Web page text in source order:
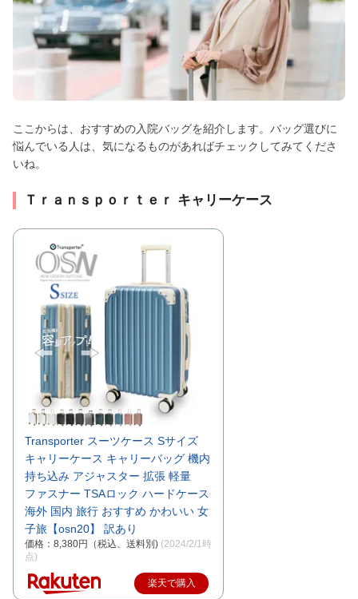
ここからは、おすすめの入院バッグを紹介します。バッグ選びに
悩んでいる人は、気になるものがあればチェックしてみてくださ
いね。
Ｔｒａｎｓｐｏｒｔｅｒ キャリーケース
Transporter スーツケース Sサイズ
キャリーケース キャリーバッグ 機内
持ち込み アジャスター 拡張 軽量
ファスナー TSAロック ハードケース
海外 国内 旅行 おすすめ かわいい 女
子旅【osn20】 訳あり
価格：8,380円（税込、送料別) (2024/2/1時
点)
楽天で購入